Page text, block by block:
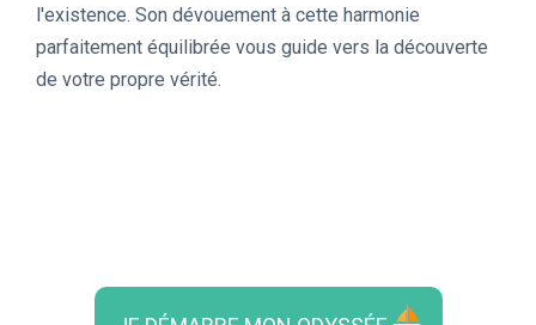
l'existence. Son dévouement à cette harmonie
parfaitement équilibrée vous guide vers la découverte
de votre propre vérité.